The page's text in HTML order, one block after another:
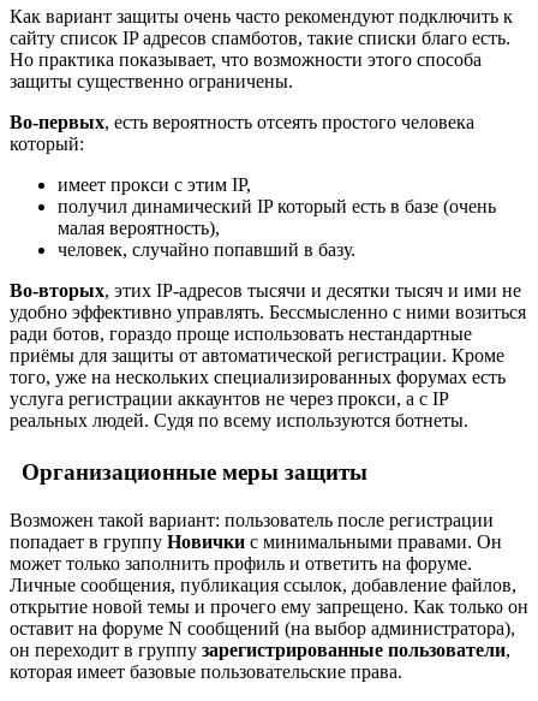
Как вариант защиты очень часто рекомендуют подключить к
сайту список IP адресов спамботов, такие списки благо есть.
Но практика показывает, что возможности этого способа
защиты существенно ограничены.
Во-первых, есть вероятность отсеять простого человека
который:
имеет прокси с этим IP,
получил динамический IP который есть в базе (очень
малая вероятность),
человек, случайно попавший в базу.
Во-вторых, этих IP-адресов тысячи и десятки тысяч и ими не
удобно эффективно управлять. Бессмысленно с ними возиться
ради ботов, гораздо проще использовать нестандартные
приёмы для защиты от автоматической регистрации. Кроме
того, уже на нескольких специализированных форумах есть
услуга регистрации аккаунтов не через прокси, а с IP
реальных людей. Судя по всему используются ботнеты.
Организационные меры защиты
Возможен такой вариант: пользователь после регистрации
попадает в группу Новички с минимальными правами. Он
может только заполнить профиль и ответить на форуме.
Личные сообщения, публикация ссылок, добавление файлов,
открытие новой темы и прочего ему запрещено. Как только он
оставит на форуме N сообщений (на выбор администратора),
он переходит в группу зарегистрированные пользователи,
которая имеет базовые пользовательские права.